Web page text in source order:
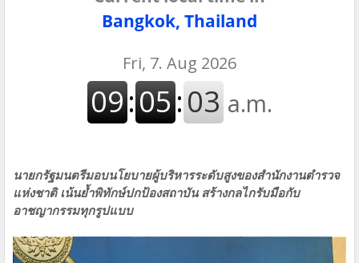
Bangkok, Thailand
นายกรัฐมนตรีมอบนโยบายผู้บริหารระดับสูงของสำนักงานตำรวจ
แห่งชาติ เน้นย้ำพิทักษ์ปกป้องสถาบัน สร้างกลไกรับมือกับ
อาชญากรรมทุกรูปแบบ